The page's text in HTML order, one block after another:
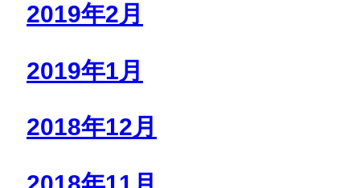
2019年2月
2019年1月
2018年12月